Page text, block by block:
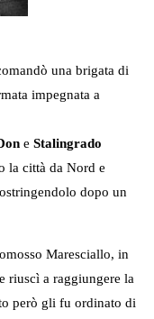
una brigata di
impegnata a
e Stalingrado
la città da Nord e
dopo un
Maresciallo, in
riuscì a raggiungere la
però gli fu ordinato di